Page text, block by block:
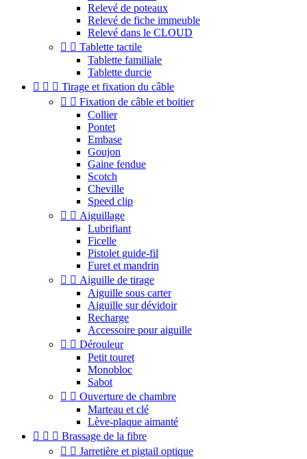
Relevé de poteaux
Relevé de fiche immeuble
Relevé dans le CLOUD
  Tablette tactile
Tablette familiale
Tablette durcie
   Tirage et fixation du câble
  Fixation de câble et boitier
Collier
Pontet
Embase
Goujon
Gaine fendue
Scotch
Cheville
Speed clip
  Aiguillage
Lubrifiant
Ficelle
Pistolet guide-fil
Furet et mandrin
  Aiguille de tirage
Aiguille sous carter
Aiguille sur dévidoir
Recharge
Accessoire pour aiguille
  Dérouleur
Petit touret
Monobloc
Sabot
  Ouverture de chambre
Marteau et clé
Lève-plaque aimanté
   Brassage de la fibre
  Jarretière et pigtail optique